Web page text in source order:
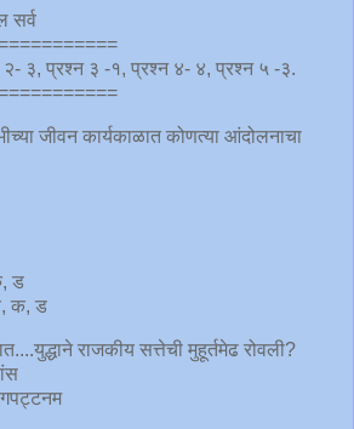
२- ३, प्रश्न ३ -१, प्रश्न ४- ४, प्रश्न ५ -३.
जीवन कार्यकाळात कोणत्या आंदोलनाचा
ड
क, ड
राजकीय सत्तेची मुहूर्तमेढ रोवली?